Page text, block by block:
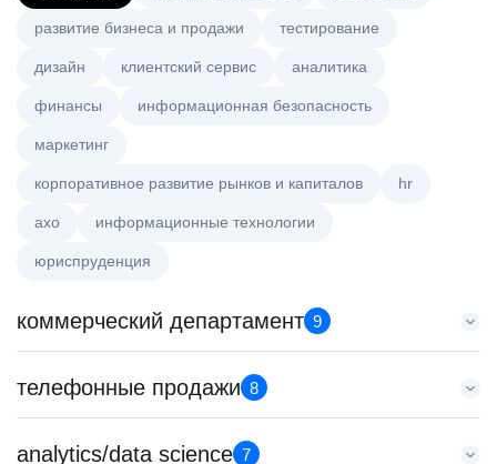
развитие бизнеса и продажи тестирование
дизайн клиентский сервис аналитика
финансы информационная безопасность
маркетинг
корпоративное развитие рынков и капиталов hr
axo информационные технологии
юриспруденция
коммерческий департамент 9
Key Account Manager (EdTech)
HeadHunter::Коммерческий департамент
150000 ₽
телефонные продажи 8
Менеджер по продажам в сегменте малого и среднего
analytics/data science 7